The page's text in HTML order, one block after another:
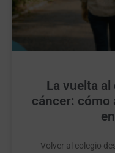
La vuelta al
cáncer: cómo
Volver al colegio